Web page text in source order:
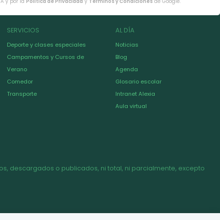
SERVICIOS
Deporte y clases especiales
Campamentos y Cursos de
Verano
Comedor
Transporte
AL DÍA
Noticias
Blog
Agenda
Glosario escolar
Intranet Alexia
Aula virtual
descargados o publicados, ni total, ni parcialmente, excepto